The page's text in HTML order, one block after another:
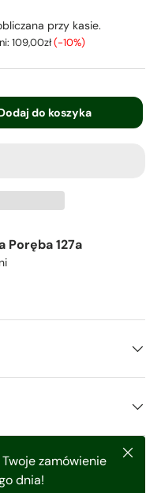
przy kasie.
109,00zł(-10%)
do koszyka
Poręba 127a
Twoje zamówienie
dnia!